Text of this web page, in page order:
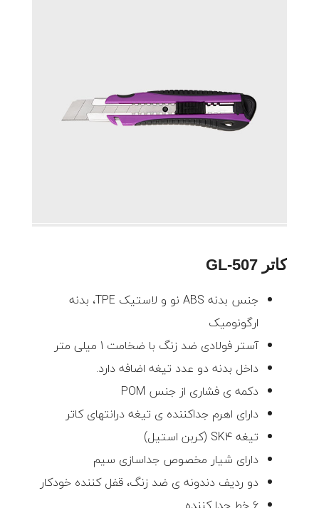
کاتر GL-507
جنس بدنه ABS نو و لاستیک TPE، بدنه
ارگونومیک
آستر فولادی ضد زنگ با ضخامت 1 میلی متر
داخل بدنه دو عدد تیغه اضافه دارد.
دکمه ی فشاری از جنس POM
دارای اهرم جداکننده ی تیغه درانتهای کاتر
تیغه SK4 (کربن استیل)
دارای شیار مخصوص جداسازی سیم
دو ردیف دندونه ی ضد زنگ، قفل کننده خودکار